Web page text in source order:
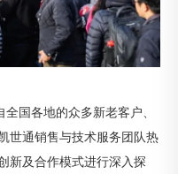
国各地的众多新老客户、
世通销售与技术服务团队热
新及合作模式进行深入探